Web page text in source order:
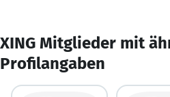
XING Mitglieder mit
Profilangaben